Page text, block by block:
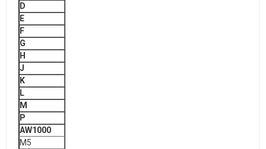
D
E
F
G
H
J
K
L
M
P
AW1000
M5